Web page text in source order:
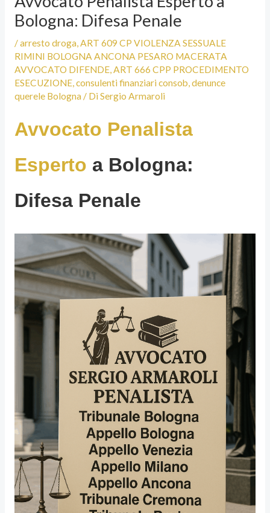
Bologna: Difesa Penale
/arresto droga ART 609 CP VIOLENZA SESSUALE
RIMINI BOLOGNA ANCONA PESARO MACERATA
AVVOCATO DIFENDE, ART 666 CPP PROCEDIMENTO
ESECUZIONE, consulenti finanziari consob denunce
querele Bologna / DiSergio Armaroli
Avvocato Penalista
Esperto a Bologna:
Difesa Penale